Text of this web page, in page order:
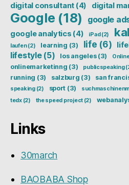
digital consultant (4) digital
Google (18) google
google analytics (4) iPad(2)
laufen(2) learning (3) life (6)
lifestyle(5) los angeles(3)
onlinemarketinng (3) publicspeaking
running (3) salzburg (3) san
speaking(2) sport (3)
tedx(2) the speed project (2)
Links
30march
BAOBABA Shop